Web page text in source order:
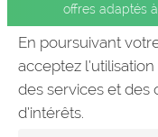
offres adaptés
En poursuivant
acceptez
des services et des
d’intérêts.